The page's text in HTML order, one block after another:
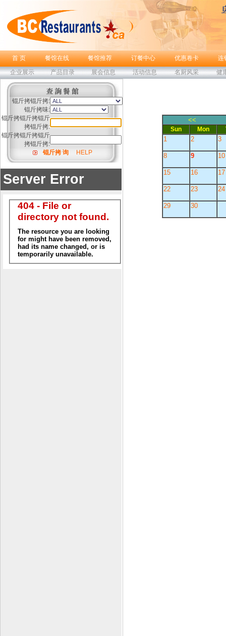
首 页 餐馆在线 餐馆推荐 订餐中心 优惠卷卡
连
企业展示
产品目录 展会信息 活动信息 名厨风采 健
锟斤拷锟斤拷:
锟斤拷味:
锟斤拷锟斤拷锟斤
拷锟斤拷:
锟斤拷锟斤拷锟斤
拷锟斤拷:
锟斤拷 询
HELP
<<
Sun Mon
1 2 3
8 9 10
15 16 17
22 23 24
29 30